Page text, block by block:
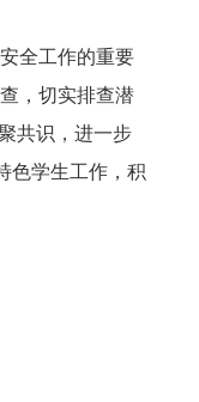
全工作的重要
，切实排查潜
共识，进一步
色学生工作，积